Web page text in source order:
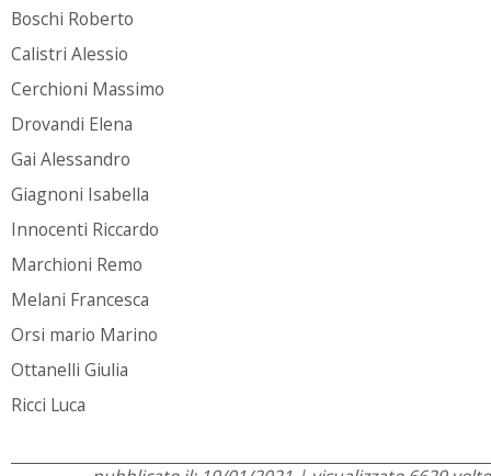
Boschi Roberto
Calistri Alessio
Cerchioni Massimo
Drovandi Elena
Gai Alessandro
Giagnoni Isabella
Innocenti Riccardo
Marchioni Remo
Melani Francesca
Orsi mario Marino
Ottanelli Giulia
Ricci Luca